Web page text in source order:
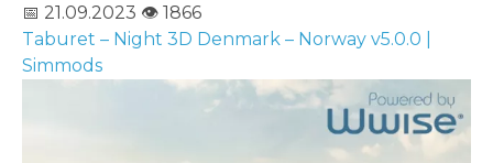
📅 21.09.2023 👁️ 1866
Taburet – Night 3D Denmark – Norway v5.0.0 |
Simmods